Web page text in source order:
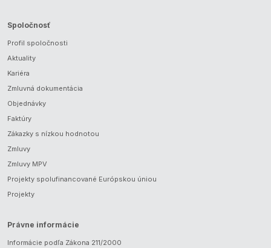
Spoločnosť
Profil spoločnosti
Aktuality
Kariéra
Zmluvná dokumentácia
Objednávky
Faktúry
Zákazky s nízkou hodnotou
Zmluvy
Zmluvy MPV
Projekty spolufinancované Európskou úniou
Projekty
Právne informácie
Informácie podľa Zákona 211/2000